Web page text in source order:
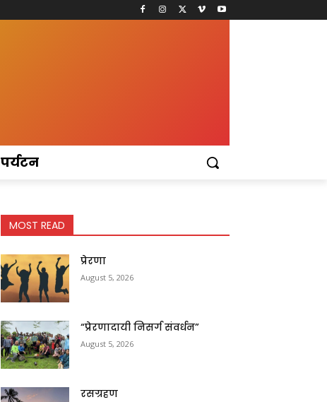
पर्यटन
MOST READ
प्रेरणा
August 5, 2026
“प्रेरणादायी निसर्ग संवर्धन”
August 5, 2026
रसग्रहण